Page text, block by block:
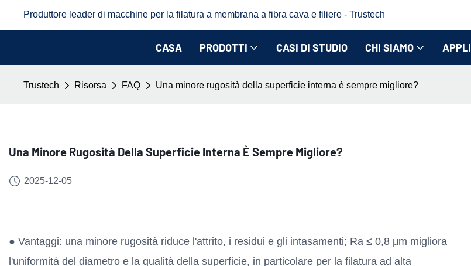
Produttore leader di macchine per la filatura a membrana a fibra cava e filiere - Trustech
CASA PRODOTTI CASI DI STUDIO CHI SIAMO
Trustech Risorsa FAQ Una minore rugosità della superficie interna è sempre migliore?
Una Minore Rugosità Della Superficie Interna È Sempre Migliore?
2025-12-05
● Vantaggi: una minore rugosità riduce l'attrito, i residui e gli intasamenti; Ra ≤ 0,8 μm migliora
l'uniformità del diametro e la qualità della superficie, in particolare per la filatura ad alta